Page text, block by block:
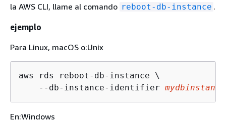
la AWS CLI, llame al comando reboot-db-instance .
ejemplo
Para Linux, macOS o:Unix
aws rds reboot-db-instance \
    --db-instance-identifier
mydbinstance
En:Windows